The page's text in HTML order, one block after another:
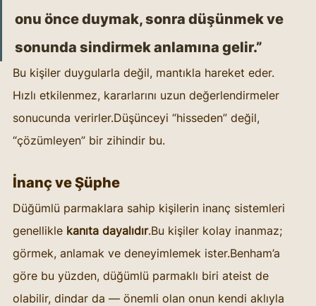
onu önce duymak, sonra düşünmek ve
sonunda sindirmek anlamına gelir.”
Bu kişiler duygularla değil, mantıkla hareket eder.
Hızlı etkilenmez, kararlarını uzun değerlendirmeler
sonucunda verirler.Düşünceyi “hisseden” değil,
“çözümleyen” bir zihindir bu.
İnanç ve Şüphe
Düğümlü parmaklara sahip kişilerin inanç sistemleri
genellikle kanıta dayalıdır.Bu kişiler kolay inanmaz;
görmek, anlamak ve deneyimlemek ister.Benham’a
göre bu yüzden, düğümlü parmaklı biri ateist de
olabilir, dindar da — önemli olan onun kendi aklıyla